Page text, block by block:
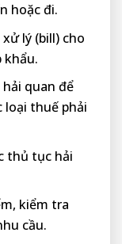
hoặc đi.
lý (bill) cho
khẩu.
quan để
loại thuế phải
thủ tục hải
kiểm tra
cầu.